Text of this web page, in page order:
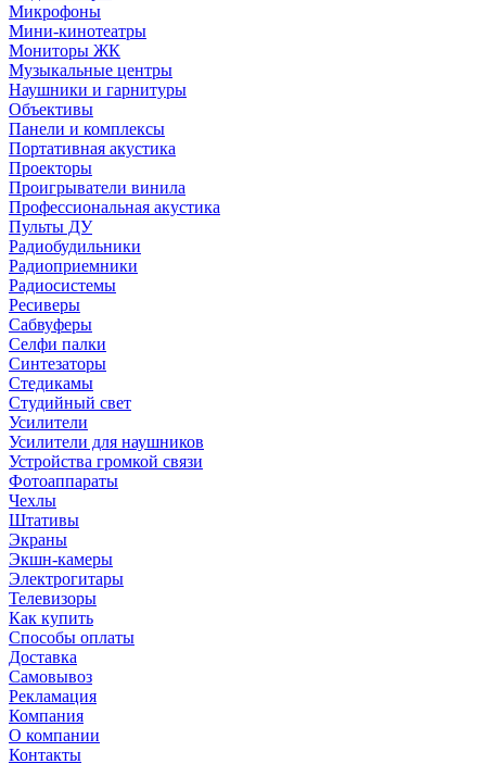
Микрофоны
Мини-кинотеатры
Мониторы ЖК
Музыкальные центры
Наушники и гарнитуры
Объективы
Панели и комплексы
Портативная акустика
Проекторы
Проигрыватели винила
Профессиональная акустика
Пульты ДУ
Радиобудильники
Радиоприемники
Радиосистемы
Ресиверы
Сабвуферы
Селфи палки
Синтезаторы
Стедикамы
Студийный свет
Усилители
Усилители для наушников
Устройства громкой связи
Фотоаппараты
Чехлы
Штативы
Экраны
Экшн-камеры
Электрогитары
Телевизоры
Как купить
Способы оплаты
Доставка
Самовывоз
Рекламация
Компания
О компании
Контакты